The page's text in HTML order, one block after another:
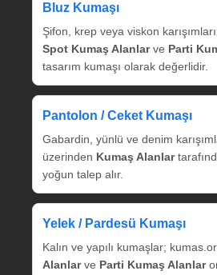
Bluz Kumaşı
Şifon, krep veya viskon
Spot Kumaş Alanlarve Parti
tasarım kumaşı olarak değerlidir.
Pantolon / Ceket Kumaşı
Gabardin, yünlü ve denim
üzerinden Kumaş Alanlar
yoğun talep alır.
Yelek / Pardesü Kumaşı
Kalın ve yapılı kumaşlar;
Alanlarve Parti Kumaş Alanlar